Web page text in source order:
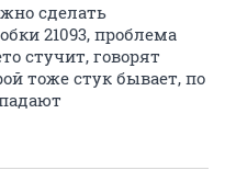
сделать
21093, проблема
стучит, говорят
тоже стук бывает, по